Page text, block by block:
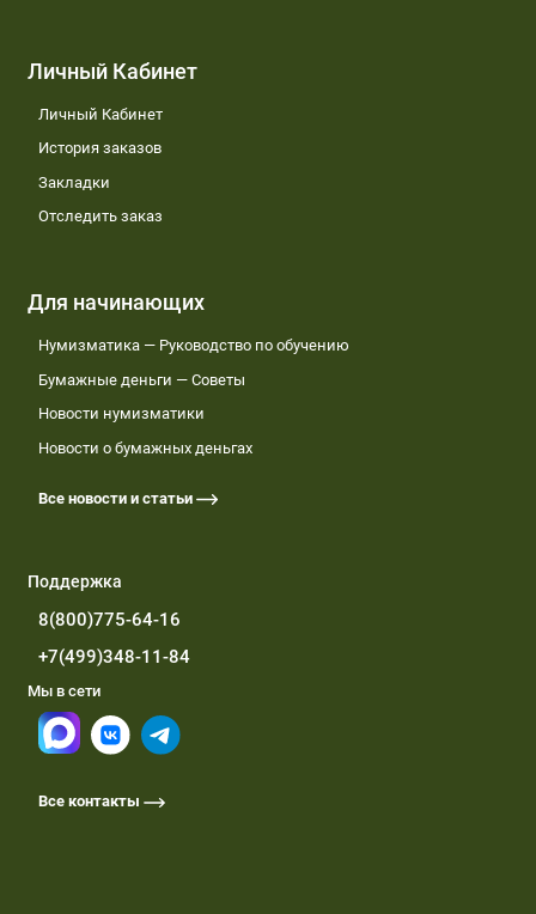
Личный Кабинет
Личный Кабинет
История заказов
Закладки
Отследить заказ
Для начинающих
Нумизматика — Руководство по обучению
Бумажные деньги — Советы
Новости нумизматики
Новости о бумажных деньгах
Все новости и статьи
Поддержка
8(800)775-64-16
+7(499)348-11-84
Мы в сети
Все контакты